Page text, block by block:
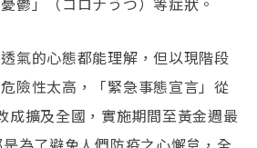
氣的心態都能理解，但以現階段
險性太高，「緊急事態宣言」從
成擴及全國，實施期間至黃金週最